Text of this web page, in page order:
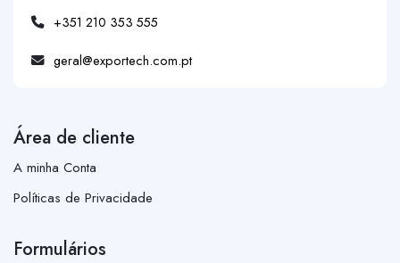
+351 210 353 555
geral@exportech.com.pt
Área de cliente
A minha Conta
Políticas de Privacidade
Formulários